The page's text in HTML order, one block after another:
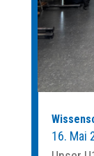
16. Mai